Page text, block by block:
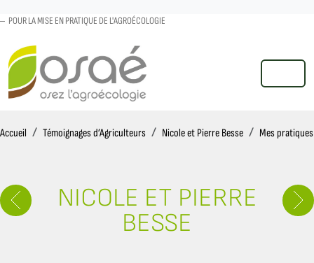
POUR LA MISE EN PRATIQUE DE L'AGROÉCOLOGIE
MENU
Accueil AccueilTémoignages d’Agriculteurs Nicole et Pierre Besse Mes
NICOLE ET PIERRE
BESSE